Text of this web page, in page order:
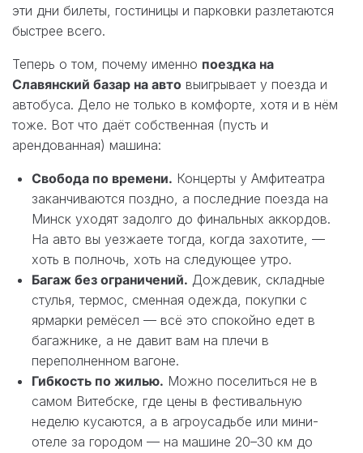
эти дни билеты, гостиницы и парковки разлетаются
быстрее всего.
Теперь о том, почему именно поездка на
Славянский базар на авто выигрывает у поезда и
автобуса. Дело не только в комфорте, хотя и в нём
тоже. Вот что даёт собственная (пусть и
арендованная) машина:
Свобода по времени. Концерты у Амфитеатра
заканчиваются поздно, а последние поезда на
Минск уходят задолго до финальных аккордов.
На авто вы уезжаете тогда, когда захотите, —
хоть в полночь, хоть на следующее утро.
Багаж без ограничений. Дождевик, складные
стулья, термос, сменная одежда, покупки с
ярмарки ремёсел — всё это спокойно едет в
багажнике, а не давит вам на плечи в
переполненном вагоне.
Гибкость по жилью. Можно поселиться не в
самом Витебске, где цены в фестивальную
неделю кусаются, а в агроусадьбе или мини-
отеле за городом — на машине 20–30 км до